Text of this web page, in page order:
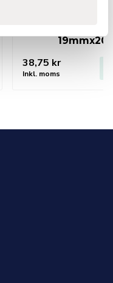
38,75 kr
Inkl. moms